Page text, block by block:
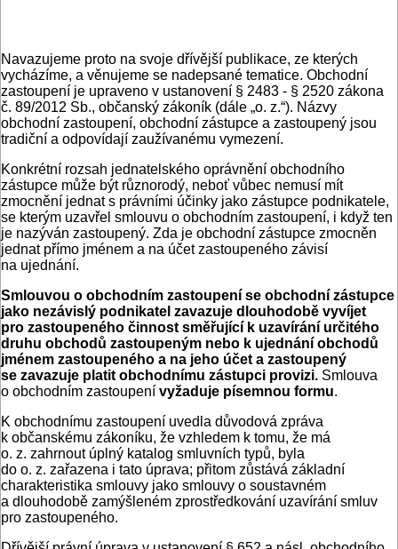
Navazujeme proto na svoje dřívější publikace, ze kterých
vycházíme, a věnujeme se nadepsané tematice. Obchodní
zastoupení je upraveno v ustanovení § 2483 - § 2520 zákona
č. 89/2012 Sb., občanský zákoník (dále „o. z.“). Názvy
obchodní zastoupení, obchodní zástupce a zastoupený jsou
tradiční a odpovídají zaužívanému vymezení.
Konkrétní rozsah jednatelského oprávnění obchodního
zástupce může být různorodý, neboť vůbec nemusí mít
zmocnění jednat s právními účinky jako zástupce podnikatele,
se kterým uzavřel smlouvu o obchodním zastoupení, i když ten
je nazýván zastoupený. Zda je obchodní zástupce zmocněn
jednat přímo jménem a na účet zastoupeného závisí
na ujednání.
Smlouvou o obchodním zastoupení se obchodní zástupce
jako nezávislý podnikatel zavazuje dlouhodobě vyvíjet
pro zastoupeného činnost směřující k uzavírání určitého
druhu obchodů zastoupeným nebo k ujednání obchodů
jménem zastoupeného a na jeho účet a zastoupený
se zavazuje platit obchodnímu zástupci provizi. Smlouva
o obchodním zastoupení vyžaduje písemnou formu.
K obchodnímu zastoupení uvedla důvodová zpráva
k občanskému zákoníku, že vzhledem k tomu, že má
o. z. zahrnout úplný katalog smluvních typů, byla
do o. z. zařazena i tato úprava; přitom zůstává základní
charakteristika smlouvy jako smlouvy o soustavném
a dlouhodobě zamýšleném zprostředkování uzavírání smluv
pro zastoupeného.